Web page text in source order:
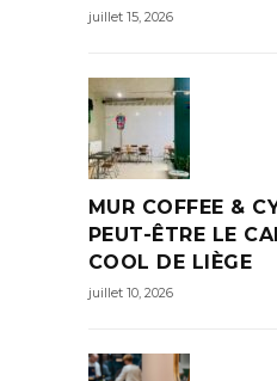
juillet 15, 2026
MUR COFFEE &
PEUT-ÊTRE LE
COOL DE LIÈGE
juillet 10, 2026